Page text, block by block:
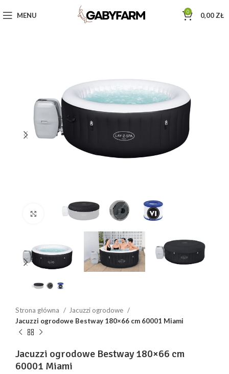
MENU 0 0,00 ZŁ
Click to enlarge
Strona główna
Jacuzzi ogrodowe
Jacuzzi ogrodowe Bestway 180×66 cm 60001 Miami
Jacuzzi ogrodowe Bestway 180×66 cm
60001 Miami